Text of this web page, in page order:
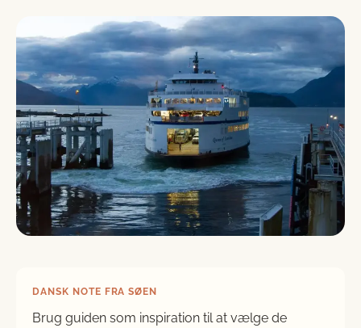
DANSK NOTE FRA SØEN
Brug guiden som inspiration til at vælge de